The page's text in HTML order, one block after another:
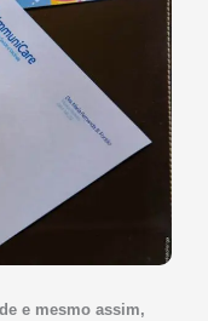
e mesmo assim,